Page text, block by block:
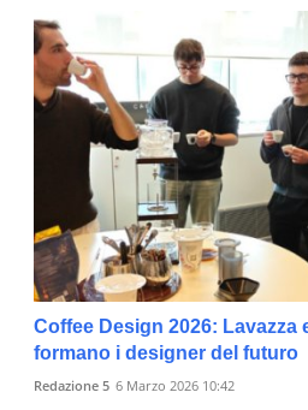
Coffee Design 2026:
formano i designer del futuro
Redazione 5 6 Marzo 2026 10:42